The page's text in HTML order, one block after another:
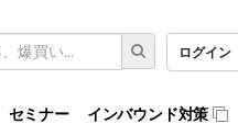
ログイン
セミナー インバウンド対策